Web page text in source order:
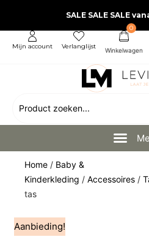
SALE SALE SALE
Mijn account Verlanglijst
0
Home / Baby &
Kinderkleding / Accessoires /
tas
Aanbieding!